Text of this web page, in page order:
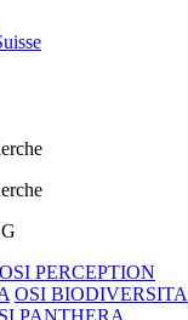
OSI PERCEPTION
OSI BIODIVERSITA
PANTHERA